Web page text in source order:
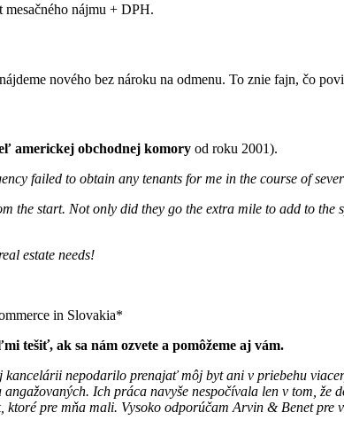
mesačného nájmu + DPH.
nového bez nároku na odmenu. To znie fajn, čo
americkej obchodnej komory od roku 2001).
failed to obtain any tenants for me in the course of
the start. Not only did they go the extra mile to add to
estate needs!
in Slovakia*
tešiť, ak sa nám ozvete a pomôžeme aj vám.
kancelárii nepodarilo prenajať môj byt ani v priebehu
Ich práca navyše nespočívala len v tom,
ktoré pre mňa mali. Vysoko odporúčam Arvin & Benet pre